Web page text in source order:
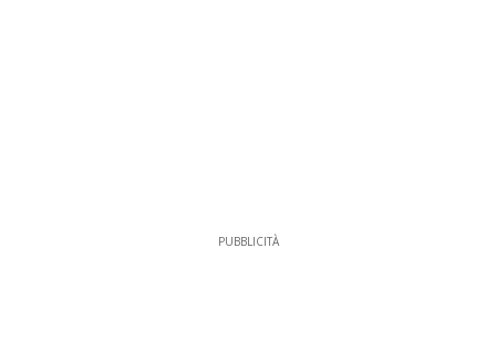
PUBBLICITÀ